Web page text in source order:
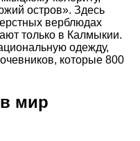
остров». Здесь
верблюдах
только в Калмыкии.
одежду,
которые 800
мир